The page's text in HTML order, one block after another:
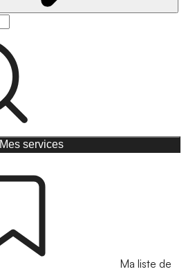
Mes services
Ma liste de